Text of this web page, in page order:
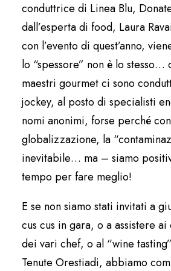
conduttrice di Linea Blu,
dall’esperta di food, Laura
con l’evento di quest’anno,
lo “spessore” non è lo
maestri gourmet ci sono
jockey, al posto di specialisti
nomi anonimi, forse perché
globalizzazione, la
inevitabile… ma – siamo
tempo per fare meglio!
E se non siamo stati invitati a
cus cus in gara, o a assistere
dei vari chef, o al “wine
Tenute Orestiadi, abbiamo